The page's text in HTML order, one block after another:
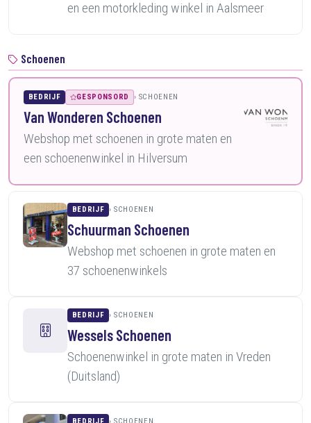
en een motorkleding winkel in Aalsmeer
Schoenen
BEDRIJF GESPONSORD SCHOENEN
Van Wonderen Schoenen
Webshop met schoenen in grote maten en
een schoenenwinkel in Hilversum
BEDRIJF SCHOENEN
Schuurman Schoenen
Webshop met schoenen in grote maten en
37 schoenenwinkels
BEDRIJF SCHOENEN
Wessels Schoenen
Schoenenwinkel in grote maten in Vreden
(Duitsland)
BEDRIJF SCHOENEN